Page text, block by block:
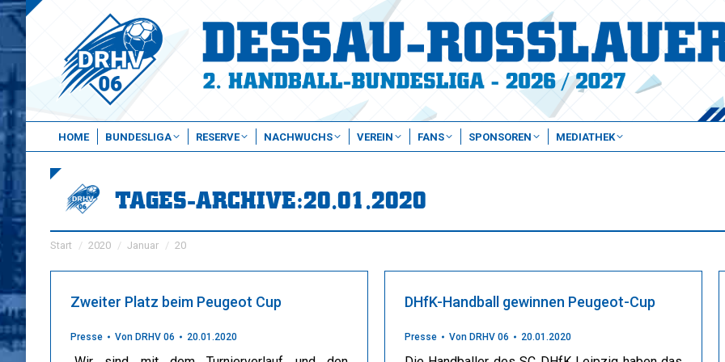
HOME BUNDESLIGA RESERVE NACHWUCHS VEREIN FANS SPONSOREN MEDIATHEK
TAGES-ARCHIVE:20.01.2020
Sie befinden sich hier:
Start 2020 Januar 20
Zweiter Platz beim Peugeot Cup
Presse Von DRHV 06 20.01.2020
DHfK-Handball gewinnen Peugeot-Cup
Presse Von DRHV 06 20.01.2020